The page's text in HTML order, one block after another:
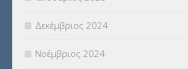
Δεκέμβριος 2024
Νοέμβριος 2024